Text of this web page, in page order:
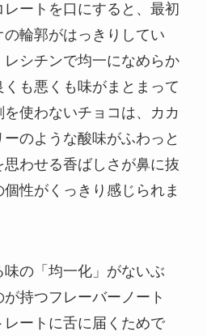
ートを口にすると、最初
輪郭がはっきりしてい
シチンで均一になめらか
も悪くも味がまとまって
使わないチョコは、カカ
のような酸味がふわっと
わせる香ばしさが鼻に抜
性がくっきり感じられま
の「均一化」がないぶ
持つフレーバーノート
レートに舌に届くためで